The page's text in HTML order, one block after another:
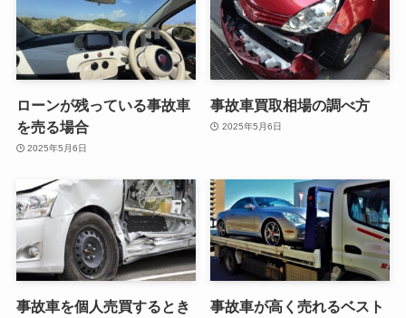
ローンが残っている事故車
を売る場合
2025年5月6日
事故車買取相場の調べ方
2025年5月6日
事故車を個人売買するとき
事故車が高く売れるベスト